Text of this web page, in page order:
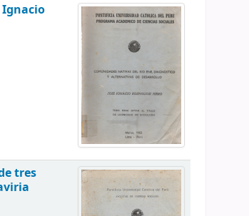
Ignacio
tres